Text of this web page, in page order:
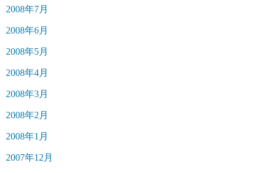
2008年7月
2008年6月
2008年5月
2008年4月
2008年3月
2008年2月
2008年1月
2007年12月